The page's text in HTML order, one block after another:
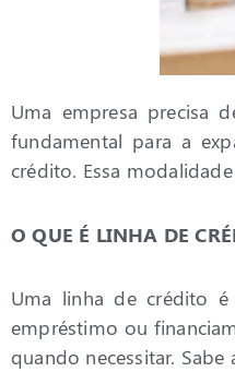
Uma empresa precisa
fundamental para a
crédito. Essa
O QUE É LINHA DE
Uma linha de crédito
empréstimo ou
quando necessitar.